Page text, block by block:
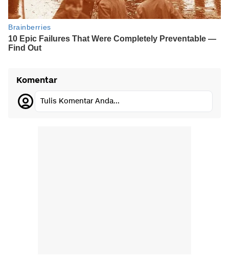
Komentar
Tulis Komentar Anda...